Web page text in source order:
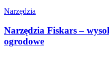
Narzędzia
Narzędzia Fiskars –
ogrodowe